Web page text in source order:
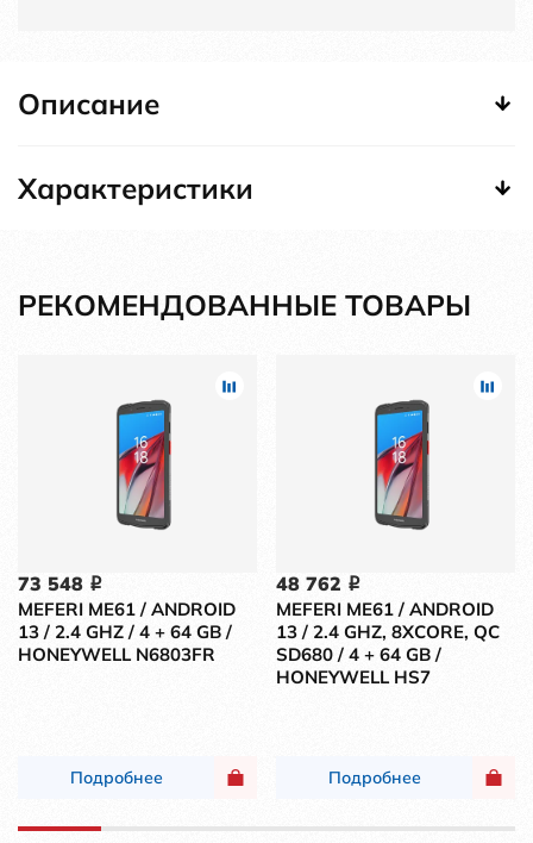
Описание
Характеристики
РЕКОМЕНДОВАННЫЕ ТОВАРЫ
73 548 i
MEFERI ME61 / ANDROID
13 / 2.4 GHZ / 4 + 64 GB /
HONEYWELL N6803FR
Подробнее
48 762 i
MEFERI ME61 / ANDROID
13 / 2.4 GHZ, 8XCORE, QC
SD680 / 4 + 64 GB /
HONEYWELL HS7
Подробнее